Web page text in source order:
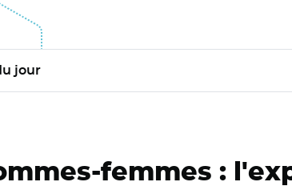
jour
femmes :